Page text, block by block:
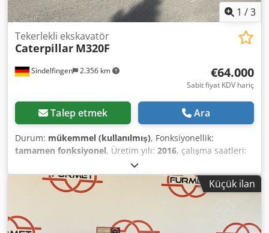
1 /3
Sindelfingen 2.356 km
Tekerlekli ekskavatör
Caterpillar M320F
€64.000
Sabit fiyat KDV hariç
Talep etmek Ara
Durum: mükemmel (kullanılmış), Fonksiyonellik:
tamamen fonksiyonel, Üretim yılı: 2016, çalışma saatleri:
, * 6,600 hours * Adjustable boom * Dozer blade
support * Hydraulic lines for hammer, grab, and shear
Dwjdpfxjy Rzdro Ag Rsa * Central lubrication system *
Engine: CAT C7.1 (169 hp) * Tyres: 10.00-20 * Quick
coupler: OQ70/55 * 1 x trenching bucket * Operating
weight: 19.5 t
Küçük ilan